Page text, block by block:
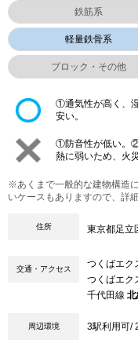
鉄筋系
軽量鉄骨系
ブロック・その他
①通気性が高く、
安い。
①防音性が低い。
熱に弱いため、火
※あくまで一般的な建物構造
いケースもありますので、詳
住所 東京都足立
交通・アクセス つくばエク
つくばエク
千代田線
周辺環境 3駅利用可/